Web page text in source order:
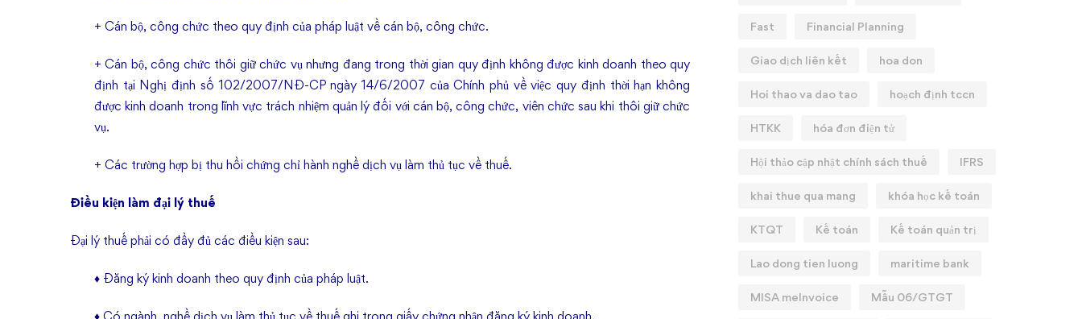
+ Cán bộ, công chức theo quy định của pháp luật về cán bộ, công chức.
+ Cán bộ, công chức thôi giữ chức vụ nhưng đang trong thời gian quy định không được kinh doanh theo quy
định tại Nghị định số 102/2007/NĐ-CP ngày 14/6/2007 của Chính phủ về việc quy định thời hạn không
được kinh doanh trong lĩnh vực trách nhiệm quản lý đối với cán bộ, công chức, viên chức sau khi thôi giữ chức
vụ.
+ Các trường hợp bị thu hồi chứng chỉ hành nghề dịch vụ làm thủ tục về thuế.
Điều kiện làm đại lý thuế
Đại lý thuế phải có đầy đủ các điều kiện sau:
♦ Đăng ký kinh doanh theo quy định của pháp luật.
Fast Financial Planning
Giao dịch liên kết hoa don
Hoi thao va dao tao hoạch định tccn
HTKK hóa đơn điện tử
Hội thảo cập nhật chính sách thuế IFRS
khai thue qua mang khóa học kế toán
KTQT Kế toán Kế toán quản trị
Lao dong tien luong maritime bank
MISA meInvoice Mẫu 06/GTGT